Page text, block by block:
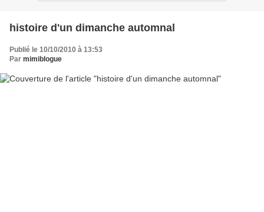
histoire d'un dimanche automnal
Publié le 10/10/2010 à 13:53
Par mimiblogue